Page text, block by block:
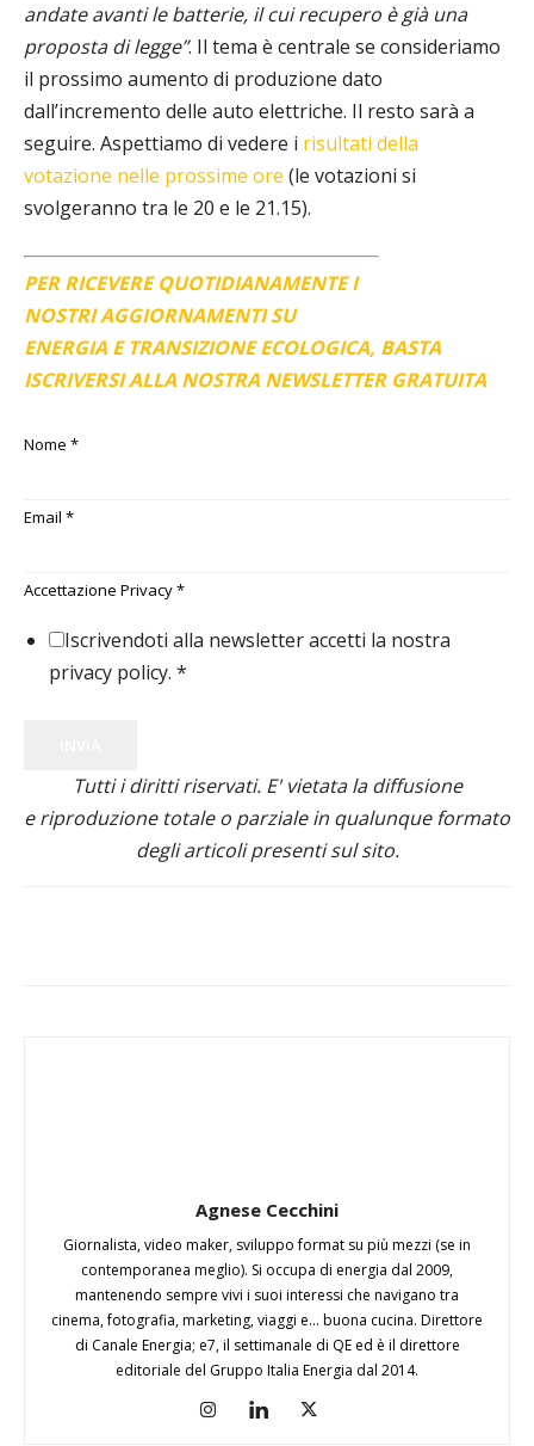
andate avanti le batterie, il cui recupero è già una
proposta di legge”. Il tema è centrale se consideriamo
il prossimo aumento di produzione dato
dall’incremento delle auto elettriche. Il resto sarà a
seguire. Aspettiamo di vedere i risultati della
votazione nelle prossime ore (le votazioni si
svolgeranno tra le 20 e le 21.15).
PER RICEVERE QUOTIDIANAMENTE I
NOSTRI AGGIORNAMENTI SU
ENERGIA E TRANSIZIONE ECOLOGICA, BASTA
ISCRIVERSI ALLA NOSTRA NEWSLETTER GRATUITA
Nome *
Email *
Accettazione Privacy*
Iscrivendoti alla newsletter accetti la nostra
privacy policy. *
Tutti i diritti riservati. E' vietata la diffusione
e riproduzione totale o parziale in qualunque formato
degli articoli presenti sul sito.
Agnese Cecchini
Giornalista, video maker, sviluppo format su più mezzi (se in
contemporanea meglio). Si occupa di energia dal 2009,
mantenendo sempre vivi i suoi interessi che navigano tra
cinema, fotografia, marketing, viaggi e... buona cucina. Direttore
di Canale Energia; e7, il settimanale di QE ed è il direttore
editoriale del Gruppo Italia Energia dal 2014.